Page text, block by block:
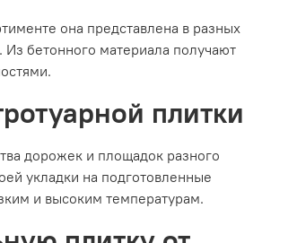
она представлена в разных
бетонного материала получают
плитки
дорожек и площадок разного
укладки на подготовленные
и высоким температурам.